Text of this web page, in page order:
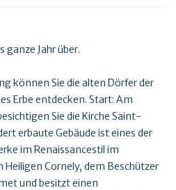
ganze Jahr über.
können Sie die alten Dörfer der
Erbe entdecken. Start: Am
Sie die Kirche Saint-
erbaute Gebäude ist eines der
im Renaissancestil im
Heiligen Cornely, dem Beschützer
und besitzt einen